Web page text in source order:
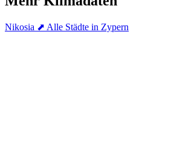
Nikosia ⬈ Alle Städte in Zypern